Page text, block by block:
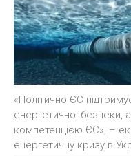
«Політично ЄС
енергетичної
компетенцією ЄС», –
енергетичну кризу в